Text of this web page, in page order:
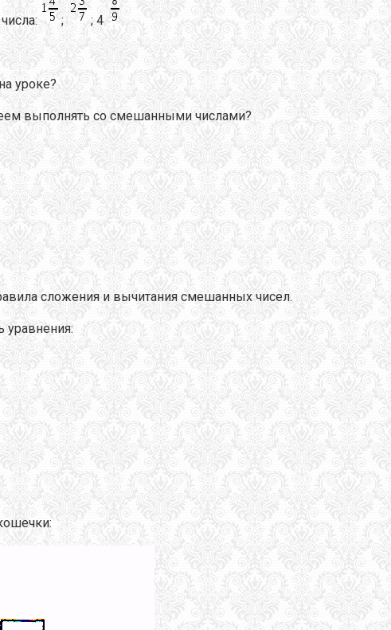
; ; 4
уроке?
выполнять со смешанными числами?
сложения и вычитания смешанных чисел.